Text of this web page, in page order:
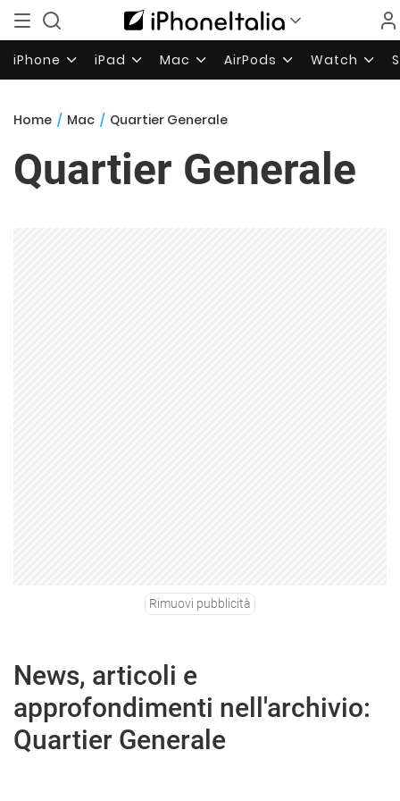
iPhone iPad Mac AirPods Watch
Home / Mac / Quartier Generale
Quartier Generale
Rimuovi pubblicità
News, articoli e
approfondimenti nell'archivio:
Quartier Generale